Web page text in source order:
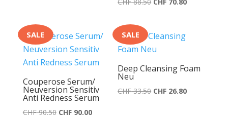
CHF 88.50
SALE
Couperose Serum/
Neuversion Sensitiv
Anti Redness Serum
CHF90.50 Ursprünglicher
CHF90.00Aktueller
SALE
Deep Cleansing Foam
Neu
CHF33.50 Ursprünglicher
CHF 26.80Aktueller